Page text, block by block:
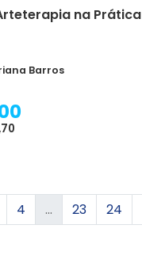
na Prática
Barros
4 ... 23 24